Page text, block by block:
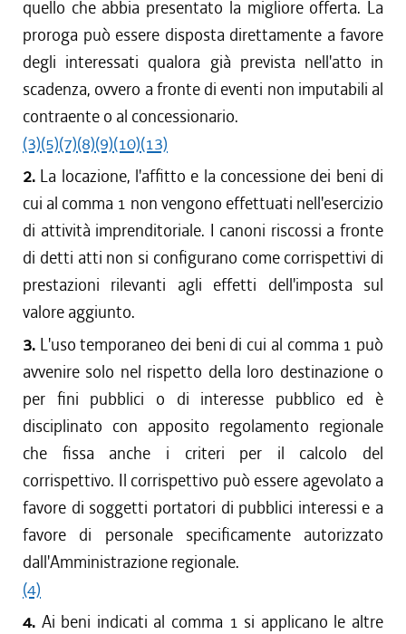
quello che abbia presentato la migliore offerta. La
proroga può essere disposta direttamente a favore
degli interessati qualora già prevista nell'atto in
scadenza, ovvero a fronte di eventi non imputabili al
contraente o al concessionario.
(3)(5)(7)(8)(9)(10)(13)
2. La locazione, l'affitto e la concessione dei beni di
cui al comma 1 non vengono effettuati nell'esercizio
di attività imprenditoriale. I canoni riscossi a fronte
di detti atti non si configurano come corrispettivi di
prestazioni rilevanti agli effetti dell'imposta sul
valore aggiunto.
3. L'uso temporaneo dei beni di cui al comma 1 può
avvenire solo nel rispetto della loro destinazione o
per fini pubblici o di interesse pubblico ed è
disciplinato con apposito regolamento regionale
che fissa anche i criteri per il calcolo del
corrispettivo. Il corrispettivo può essere agevolato a
favore di soggetti portatori di pubblici interessi e a
favore di personale specificamente autorizzato
dall'Amministrazione regionale.
(4)
4. Ai beni indicati al comma 1 si applicano le altre